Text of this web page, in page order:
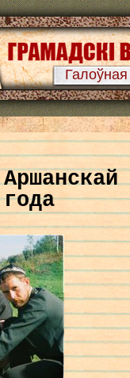
Галоўная